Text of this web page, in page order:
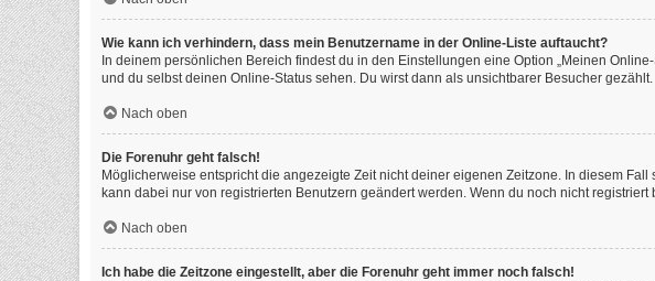
Wie kann ich verhindern, dass mein Benutzername in der Online-Liste auftaucht?
In deinem persönlichen Bereich findest du in den Einstellungen eine Option „Meinen
und du selbst deinen Online-Status sehen. Du wirst dann als unsichtbarer Besucher gezählt.
Nach oben
Die Forenuhr geht falsch!
Möglicherweise entspricht die angezeigte Zeit nicht deiner eigenen Zeitzone. In diesem
kann dabei nur von registrierten Benutzern geändert werden. Wenn du noch nicht registriert
Nach oben
Ich habe die Zeitzone eingestellt, aber die Forenuhr geht immer noch falsch!